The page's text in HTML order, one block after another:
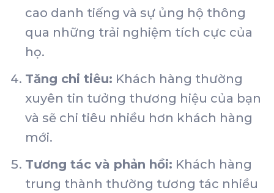
cao danh tiếng và sự ủng hộ thông
qua những trải nghiệm tích cực của
họ.
Tăng chi tiêu: Khách hàng thường
xuyên tin tưởng thương hiệu của bạn
và sẽ chi tiêu nhiều hơn khách hàng
mới.
Tương tác và phản hồi: Khách hàng
trung thành thường tương tác nhiều